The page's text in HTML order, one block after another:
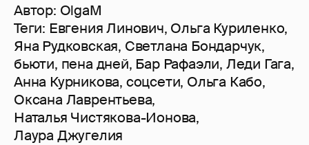
Автор: OlgaM
Теги: Евгения Линович, Ольга Куриленко,
Яна Рудковская, Светлана Бондарчук,
бьюти, пена дней, Бар Рафаэли, Леди Гага,
Анна Курникова, соцсети, Ольга Кабо,
Оксана Лаврентьева,
Наталья Чистякова-Ионова,
Лаура Джугелия